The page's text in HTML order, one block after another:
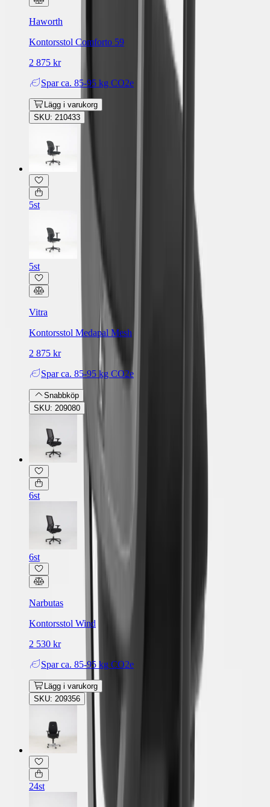
Haworth
Kontorsstol Comforto 59
2 875 kr
Spar ca. 85-95 kg CO2e
Lägg i varukorg
SKU: 210433
5st
5st
Vitra
Kontorsstol Medapal Mesh
2 875 kr
Spar ca. 85-95 kg CO2e
Snabbköp
SKU: 209080
6st
6st
Narbutas
Kontorsstol Wind
2 530 kr
Spar ca. 85-95 kg CO2e
Lägg i varukorg
SKU: 209356
24st